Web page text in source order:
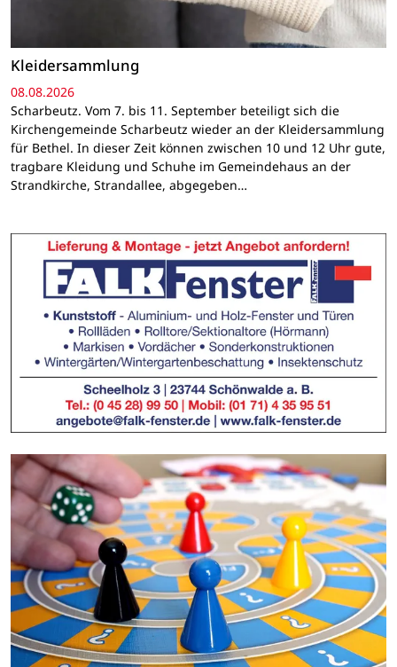
Kleidersammlung
08.08.2026
Scharbeutz. Vom 7. bis 11. September beteiligt sich die
Kirchengemeinde Scharbeutz wieder an der Kleidersammlung
für Bethel. In dieser Zeit können zwischen 10 und 12 Uhr gute,
tragbare Kleidung und Schuhe im Gemeindehaus an der
Strandkirche, Strandallee, abgegeben…